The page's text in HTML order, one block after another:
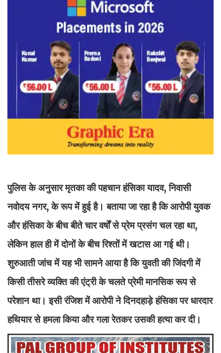
पुलिस के अनुसार मृतका की पहचान हंसिका यादव, निवासी
नवोदय नगर, के रूप में हुई है। बताया जा रहा है कि आरोपी युवक
और हंसिका के बीच बीते चार वर्षों से प्रेम प्रसंग चल रहा था,
लेकिन हाल ही में दोनों के बीच रिश्तों में खटास आ गई थी।
शुरुआती जांच में यह भी सामने आया है कि युवती की जिंदगी में
किसी तीसरे व्यक्ति की एंट्री के चलते प्रेमी मानसिक रूप से
परेशान था। इसी रंजिश में आरोपी ने दिनदहाड़े हंसिका पर धारदार
हथियार से हमला किया और गला रेतकर उसकी हत्या कर दी।